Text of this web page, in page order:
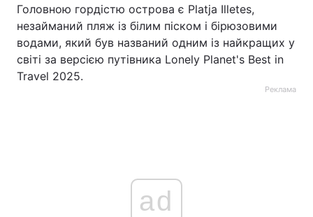
Головною гордістю острова є Platja Illetes,
незайманий пляж із білим піском і бірюзовими
водами, який був названий одним із найкращих у
світі за версією путівника Lonely Planet's Best in
Travel 2025.
Реклама
ad